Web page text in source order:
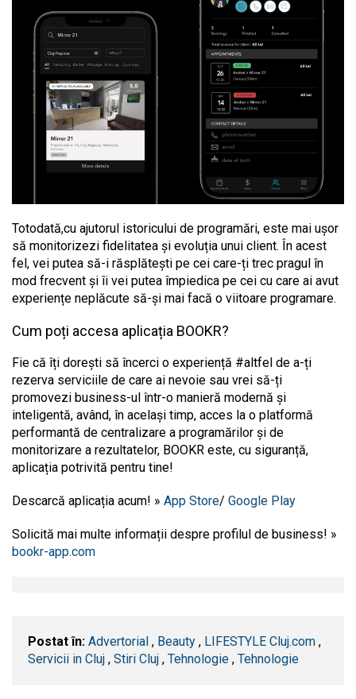
Totodată,cu ajutorul istoricului de programări, este mai ușor
să monitorizezi fidelitatea și evoluția unui client. În acest
fel, vei putea să-i răsplătești pe cei care-ți trec pragul în
mod frecvent și îi vei putea împiedica pe cei cu care ai avut
experiențe neplăcute să-și mai facă o viitoare programare.
Cum poți accesa aplicația BOOKR?
Fie că îți dorești să încerci o experiență #altfel de a-ți
rezerva serviciile de care ai nevoie sau vrei să-ți
promovezi business-ul într-o manieră modernă și
inteligentă, având, în același timp, acces la o platformă
performantă de centralizare a programărilor și de
monitorizare a rezultatelor, BOOKR este, cu siguranță,
aplicația potrivită pentru tine!
Descarcă aplicația acum! » App Store/ Google Play
Solicită mai multe informații despre profilul de business! »
bookr-app.com
Postat în: Advertorial , Beauty , LIFESTYLE Cluj.com ,
Servicii in Cluj , Stiri Cluj , Tehnologie , Tehnologie